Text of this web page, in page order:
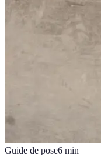
Guide de pose6 min